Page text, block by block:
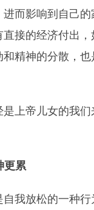
而影响到自己
接的经济付出
精神的分散，也
上帝儿女的我
更累
我放松的一种行